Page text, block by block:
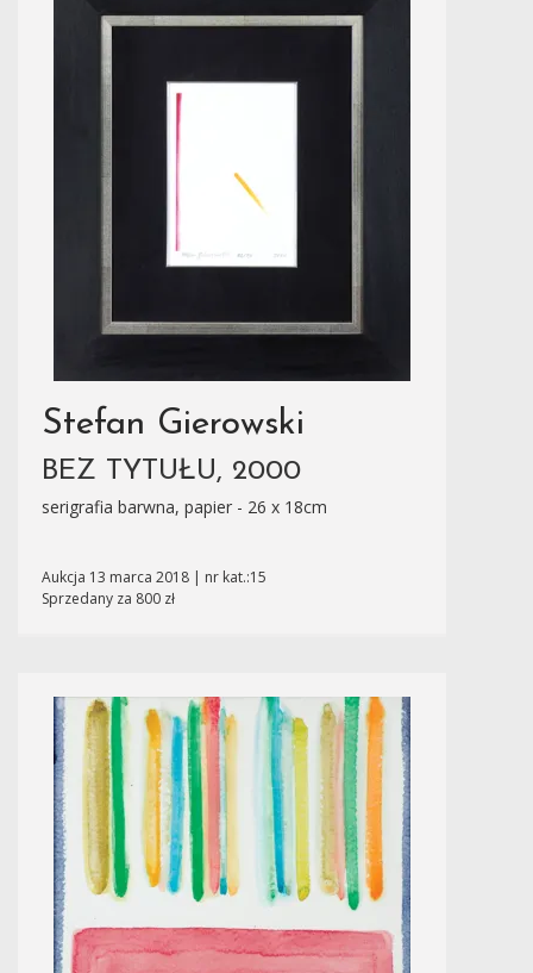
Stefan Gierowski
BEZ TYTUŁU, 2000
serigrafia barwna, papier - 26 x 18cm
Aukcja 13 marca 2018 | nr kat.:15
Sprzedany za 800 zł